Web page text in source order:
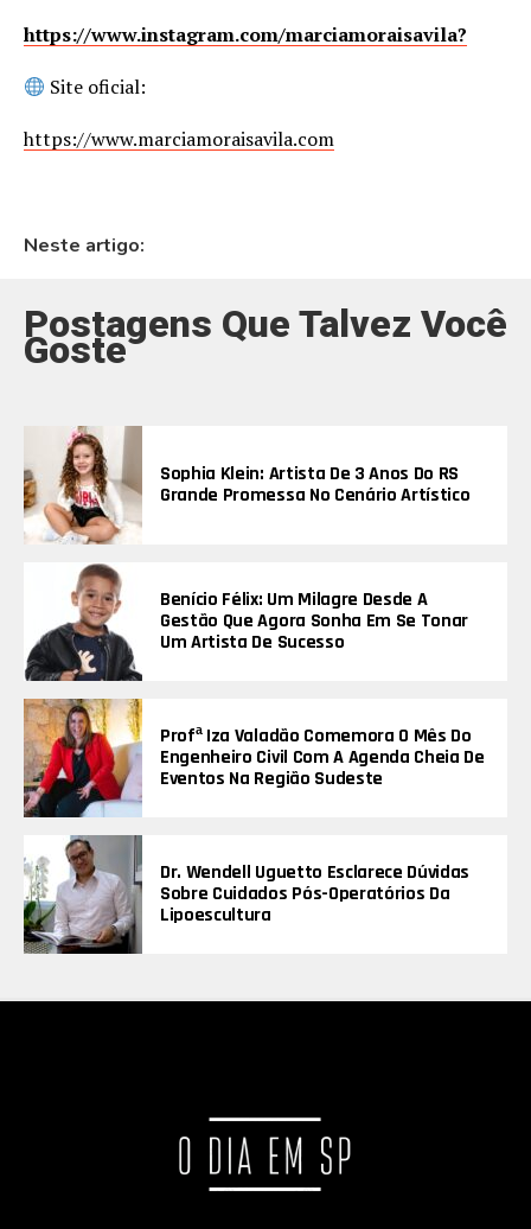
https://www.instagram.com/marciamoraisavila?
Site oficial:
https://www.marciamoraisavila.com
Neste artigo:
Postagens Que Talvez Você
Goste
Sophia Klein: Artista De 3 Anos Do RS
Grande Promessa No Cenário Artístico
Benício Félix: Um Milagre Desde A
Gestão Que Agora Sonha Em Se Tonar
Um Artista De Sucesso
Profª Iza Valadão Comemora O Mês Do
Engenheiro Civil Com A Agenda Cheia De
Eventos Na Região Sudeste
Dr. Wendell Uguetto Esclarece Dúvidas
Sobre Cuidados Pós-Operatórios Da
Lipoescultura